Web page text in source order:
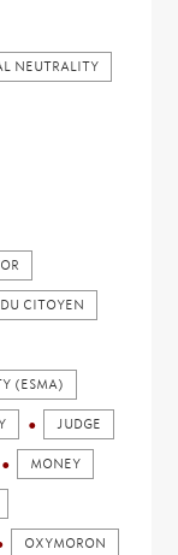
NEUTRALITY
CITOYEN
(ESMA)
JUDGE
MONEY
OXYMORON